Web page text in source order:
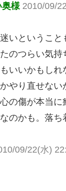
奥様 2010/09/
いということ
のつらい気持
いいかもしれ
やり直せない
の傷が本当
のかも。落ち
09/22(水)